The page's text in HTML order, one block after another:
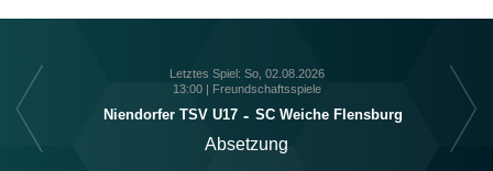
Letztes Spiel: So, 02.08.2026
13:00 | Freundschaftsspiele
Niendorfer TSV U17 - SC Weiche Flensburg
Absetzung